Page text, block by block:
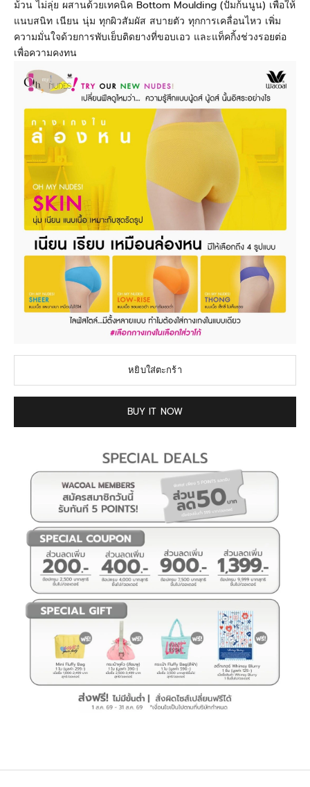
ม้วน ไม่ลุ่ย ผสานด้วยเทคนิค Bottom Moulding (ปั้มก้นนูน) เพื่อให้
แนบสนิท เนียน นุ่ม ทุกผิวสัมผัส สบายตัว ทุกการเคลื่อนไหว เพิ่ม
ความมั่นใจด้วยการพับเย็บติดยางที่ขอบเอว และแท็คกิ้งช่วงรอยต่อ
เพื่อความคงทน
หยิบใส่ตะกร้า
BUY IT NOW